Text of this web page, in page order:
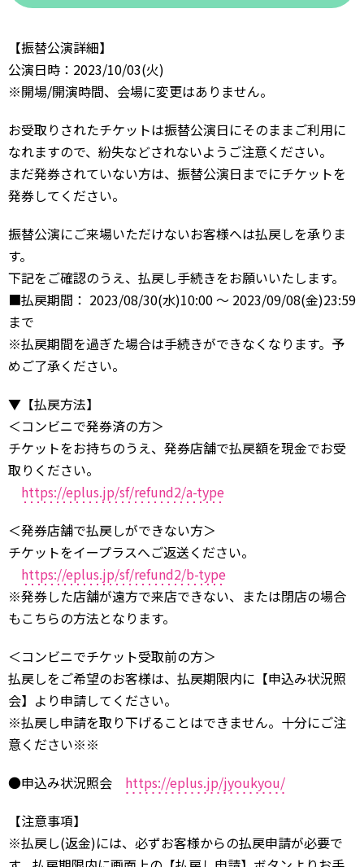
【振替公演詳細】
公演日時：2023/10/03(火)
※開場/開演時間、会場に変更はありません。
お受取りされたチケットは振替公演日にそのままご利用に
なれますので、紛失などされないようご注意ください。
まだ発券されていない方は、振替公演日までにチケットを
発券してください。
振替公演にご来場いただけないお客様へは払戻しを承りま
す。
下記をご確認のうえ、払戻し手続きをお願いいたします。
■払戻期間： 2023/08/30(水)10:00 ～ 2023/09/08(金)23:59
まで
※払戻期間を過ぎた場合は手続きができなくなります。予
めご了承ください。
▼【払戻方法】
＜コンビニで発券済の方＞
チケットをお持ちのうえ、発券店舗で払戻額を現金でお受
取りください。
https://eplus.jp/sf/refund2/a-type
＜発券店舗で払戻しができない方＞
チケットをイープラスへご返送ください。
https://eplus.jp/sf/refund2/b-type
※発券した店舗が遠方で来店できない、または閉店の場合
もこちらの方法となります。
＜コンビニでチケット受取前の方＞
払戻しをご希望のお客様は、払戻期限内に【申込み状況照
会】より申請してください。
※払戻し申請を取り下げることはできません。十分にご注
意ください※※
●申込み状況照会 https://eplus.jp/jyoukyou/
【注意事項】
※払戻し(返金)には、必ずお客様からの払戻申請が必要で